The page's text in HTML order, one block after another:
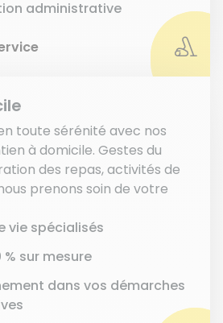
administrative
toute sérénité avec nos
à domicile. Gestes du
des repas, activités de
prenons soin de votre
vie spécialisés
% sur mesure
dans vos démarches